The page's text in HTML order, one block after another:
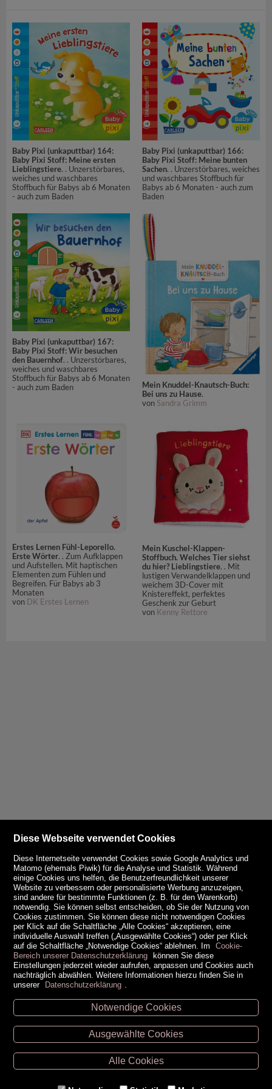
Baby Pixi (unkaputtbar) 164:
Baby Pixi Stoff: Meine ersten
Lieblingstiere. . Unzerstörbares,
weiches und waschbares
Stoffbuch für Babys ab 6 Monaten
- auch zum Baden
Baby Pixi (unkaputtbar) 166:
Baby Pixi Stoff: Meine bunten
Sachen. . Unzerstörbares, weiches
und waschbares Stoffbuch für
Babys ab 6 Monaten - auch zum
Baden
Baby Pixi (unkaputtbar) 167:
Baby Pixi Stoff: Wir besuchen
den Bauernhof. . Unzerstörbares,
weiches und waschbares
Stoffbuch für Babys ab 6 Monaten
- auch zum Baden
Mein Knuddel-Knautsch-Buch:
Bei uns zu Hause.
von Sandra Grimm
Erstes Lernen Fühl-Leporello.
Erste Wörter. . Zum Aufklappen
und Aufstellen. Mit haptischen
Elementen zum Fühlen und
Begreifen. Für Babys ab 3
Monaten
von DK Erstes Lernen
Mein Kuschel-Klappen-
Stoffbuch. Welches Tier siehst
du hier? Lieblingstiere. . Mit
lustigen Verwandelklappen und
weichem 3D-Cover mit
Knistereffekt, perfektes
Geschenk zur Geburt
von Kenny Rettore
Unsere Öffnungszeiten
Retz -02942/20433
Hollabrunn -02952/30057
Eggenburg -02984/3836
Diese Webseite verwendet Cookies
Diese Internetseite verwendet Cookies sowie Google Analytics und
Matomo (ehemals Piwik) für die Analyse und Statistik. Während
einige Cookies uns helfen, die Benutzerfreundlichkeit unserer
Website zu verbessern oder personalisierte Werbung anzuzeigen,
sind andere für bestimmte Funktionen (z. B. für den Warenkorb)
notwendig. Sie können selbst entscheiden, ob Sie der Nutzung von
Cookies zustimmen. Sie können diese nicht notwendigen Cookies
per Klick auf die Schaltfläche „Alle Cookies“ akzeptieren, eine
individuelle Auswahl treffen („Ausgewählte Cookies“) oder per Klick
auf die Schaltfläche „Notwendige Cookies“ ablehnen. Im
Cookie-
Bereich unserer Datenschutzerklärung können Sie diese
Einstellungen jederzeit wieder aufrufen, anpassen und Cookies auch
nachträglich abwählen. Weitere Informationen hierzu finden Sie in
unserer Datenschutzerklärung
Notwendige Cookies
Ausgewählte Cookies
Alle Cookies